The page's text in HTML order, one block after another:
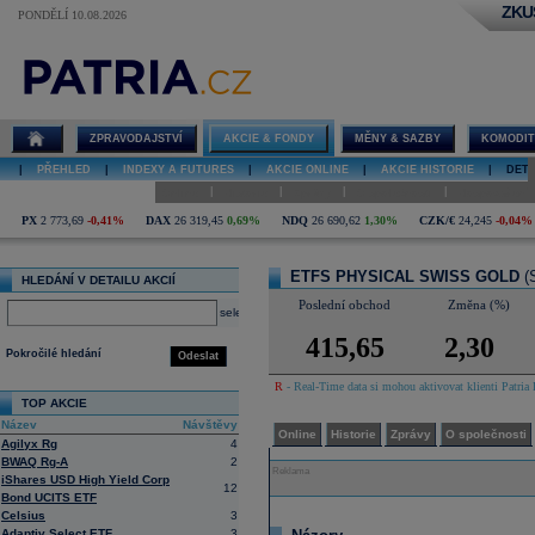
PONDĚLÍ 10.08.2026
PHYSICAL
diskuze
ZPRAVODAJSTVÍ AKCIE & FONDY MĚNY & SAZBY
PŘEHLED INDEXY A FUTURES AKCIE ONLINE AKCIE HISTORIE
PX 2 773,69 -0,41% DAX 26 319,45 0,69% NDQ 26 690,62 1,30% CZK/€ 24,245 -0,04%
HLEDÁNÍ V DETAILU AKCIÍ
select
Odeslat
Pokročilé hledání
TOP AKCIE
Název
Návštěvy
Agilyx Rg
4
BWAQ Rg-A
2
iShares USD High Yield Corp
Bond UCITS ETF
12
Celsius
3
ETFS PHYSICAL SWISS GOLD
Poslední obchod Změna (%)
415,65 2,30
R - Real-Time data si mohou aktivovat klienti
Online Historie Zprávy O společnosti
Reklama